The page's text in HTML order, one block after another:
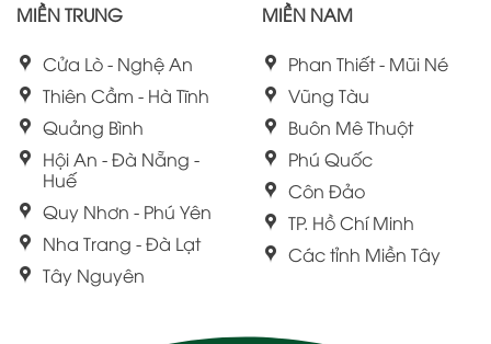
MIỀN TRUNG
Cửa Lò - Nghệ An
Thiên Cầm - Hà Tĩnh
Quảng Bình
Hội An - Đà Nẵng -
Huế
Quy Nhơn - Phú Yên
Nha Trang - Đà Lạt
Tây Nguyên
MIỀN NAM
Phan Thiết - Mũi Né
Vũng Tàu
Buôn Mê Thuột
Phú Quốc
Côn Đảo
TP. Hồ Chí Minh
Các tỉnh Miền Tây